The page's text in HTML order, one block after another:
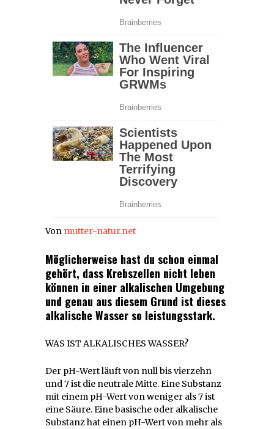
Von mutter-natur.net
Möglicherweise hast du schon einmal
gehört, dass Krebszellen nicht leben
können in einer alkalischen Umgebung
und genau aus diesem Grund ist dieses
alkalische Wasser so leistungsstark.
WAS IST ALKALISCHES WASSER?
Der pH-Wert läuft von null bis vierzehn
und 7 ist die neutrale Mitte. Eine Substanz
mit einem pH-Wert von weniger als 7 ist
eine Säure. Eine basische oder alkalische
Substanz hat einen pH-Wert von mehr als